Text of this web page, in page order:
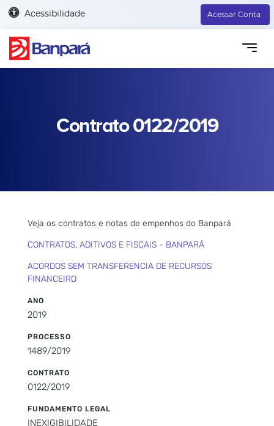
Acessibilidade Acessar Conta
Contrato 0122/2019
Veja os contratos e notas de empenhos do Banpará
CONTRATOS, ADITIVOS E FISCAIS - BANPARÁ
ACORDOS SEM TRANSFERENCIA DE RECURSOS
FINANCEIRO
ANO
2019
PROCESSO
1489/2019
CONTRATO
0122/2019
FUNDAMENTO LEGAL
INEXIGIBILIDADE